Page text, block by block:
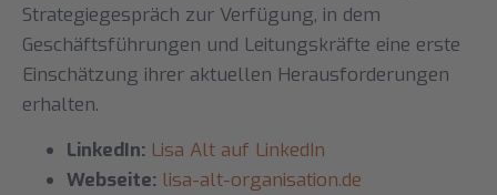
Strategiegespräch zur Verfügung, in dem
Geschäftsführungen und Leitungskräfte eine erste
Einschätzung ihrer aktuellen Herausforderungen
erhalten.
LinkedIn: Lisa Alt auf LinkedIn
Webseite: lisa-alt-organisation.de